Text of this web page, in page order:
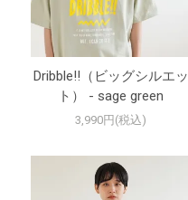
Dribble!!（ビッグシルエッ
ト） - sage green
3,990円(税込)